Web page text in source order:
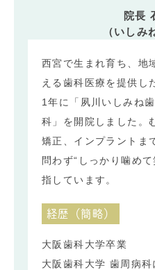
院長
（いしみ
西宮で生まれ育ち、地
える歯科医療を提供し
1年に「夙川いしみね
科」を開院しました。
矯正、インプラントま
問わず“しっかり噛め
指しています。
経歴（簡略）
大阪歯科大学卒業
大阪歯科大学 歯周病科